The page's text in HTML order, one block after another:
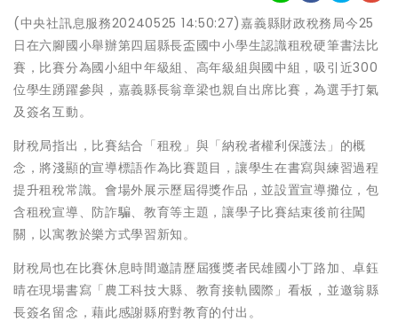
(中央社訊息服務20240525 14:50:27)嘉義縣財政稅務局今25
日在六腳國小舉辦第四屆縣長盃國中小學生認識租稅硬筆書法比
賽，比賽分為國小組中年級組、高年級組與國中組，吸引近300
位學生踴躍參與，嘉義縣長翁章梁也親自出席比賽，為選手打氣
及簽名互動。
財稅局指出，比賽結合「租稅」與「納稅者權利保護法」的概
念，將淺顯的宣導標語作為比賽題目，讓學生在書寫與練習過程
提升租稅常識。會場外展示歷屆得獎作品，並設置宣導攤位，包
含租稅宣導、防詐騙、教育等主題，讓學子比賽結束後前往闖
關，以寓教於樂方式學習新知。
財稅局也在比賽休息時間邀請歷屆獲獎者民雄國小丁路加、卓鈺
晴在現場書寫「農工科技大縣、教育接軌國際」看板，並邀翁縣
長簽名留念，藉此感謝縣府對教育的付出。